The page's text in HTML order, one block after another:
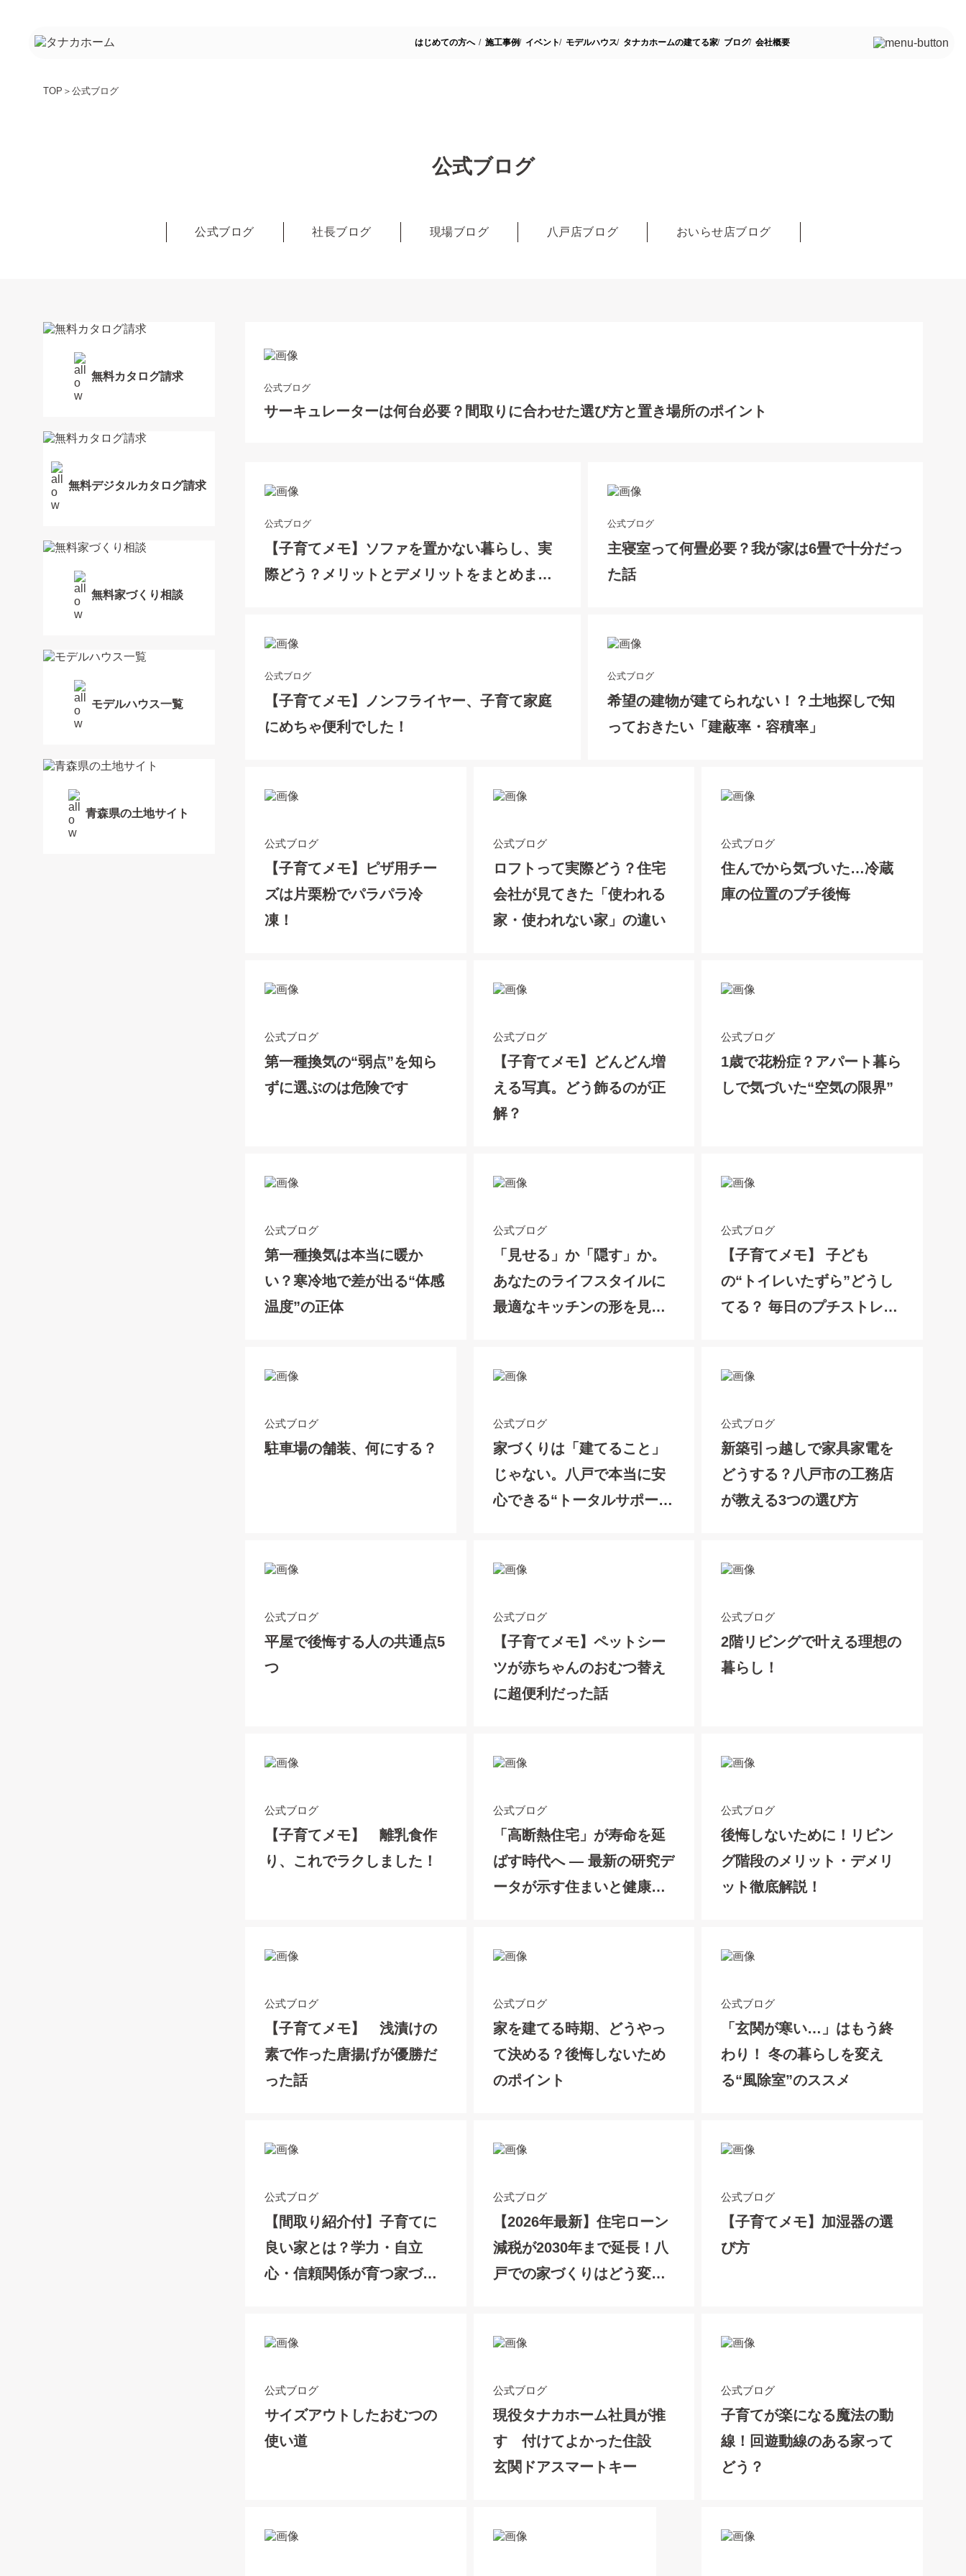
はじめての方へ 施工事例 イベント モデルハウス タナカホームの建てる家 ブログ 会社概要
TOP ＞ 公式ブログ
公式ブログ
公式ブログ 社長ブログ 現場ブログ 八戸店ブログ おいらせ店ブログ
無料カタログ請求
無料デジタルカタログ請求
無料家づくり相談
モデルハウス一覧
青森県の土地サイト
公式ブログ
サーキュレーターは何台必要？間取りに合わせた選び方と置き場所のポイント
公式ブログ
【子育てメモ】ソファを置かない暮らし、実
際どう？メリットとデメリットをまとめまし
公式ブログ
主寝室って何畳必要？我が家は6畳で十分だっ
た話
公式ブログ
【子育てメモ】ノンフライヤー、子育て家庭
にめちゃ便利でした！
公式ブログ
希望の建物が建てられない！？土地探しで知
っておきたい「建蔽率・容積率」
公式ブログ
【子育てメモ】ピザ用チー
ズは片栗粉でパラパラ冷
凍！
公式ブログ
ロフトって実際どう？住宅
会社が見てきた「使われる
家・使われない家」の違い
公式ブログ
住んでから気づいた…冷蔵
庫の位置のプチ後悔
公式ブログ
第一種換気の“弱点”を知ら
ずに選ぶのは危険です
公式ブログ
【子育てメモ】どんどん増
える写真。どう飾るのが正
解？
公式ブログ
1歳で花粉症？アパート暮ら
しで気づいた“空気の限界”
公式ブログ
第一種換気は本当に暖か
い？寒冷地で差が出る“体感
温度”の正体
公式ブログ
「見せる」か「隠す」か。
あなたのライフスタイルに
最適なキッチンの形を見極
公式ブログ
【子育てメモ】 子ども
の“トイレいたずら”どうし
てる？ 毎日のプチストレス
公式ブログ
駐車場の舗装、何にする？
公式ブログ
家づくりは「建てること」
じゃない。八戸で本当に安
心できる“トータルサポー
公式ブログ
新築引っ越しで家具家電を
どうする？八戸市の工務店
が教える3つの選び方
公式ブログ
平屋で後悔する人の共通点5
つ
公式ブログ
【子育てメモ】ペットシー
ツが赤ちゃんのおむつ替え
に超便利だった話
公式ブログ
2階リビングで叶える理想の
暮らし！
公式ブログ
【子育てメモ】 離乳食作
り、これでラクしました！
公式ブログ
「高断熱住宅」が寿命を延
ばす時代へ ― 最新の研究デ
ータが示す住まいと健康の
公式ブログ
後悔しないために！リビン
グ階段のメリット・デメリ
ット徹底解説！
公式ブログ
【子育てメモ】 浅漬けの
素で作った唐揚げが優勝だ
った話
公式ブログ
家を建てる時期、どうやっ
て決める？後悔しないため
のポイント
公式ブログ
「玄関が寒い…」はもう終
わり！ 冬の暮らしを変え
る“風除室”のススメ
公式ブログ
【間取り紹介付】子育てに
良い家とは？学力・自立
心・信頼関係が育つ家づく
公式ブログ
【2026年最新】住宅ローン
減税が2030年まで延長！八
戸での家づくりはどう変わ
公式ブログ
【子育てメモ】加湿器の選
び方
公式ブログ
サイズアウトしたおむつの
使い道
公式ブログ
現役タナカホーム社員が推
す 付けてよかった住設
玄関ドアスマートキー
公式ブログ
子育てが楽になる魔法の動
線！回遊動線のある家って
どう？